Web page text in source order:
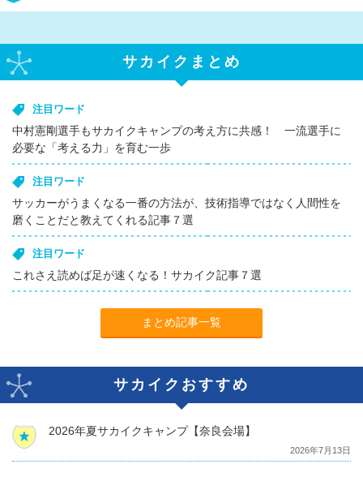
サカイクまとめ
注目ワード
中村憲剛選手もサカイクキャンプの考え方に共感！ 一流選手に
必要な「考える力」を育む一歩
注目ワード
サッカーがうまくなる一番の方法が、技術指導ではなく人間性を
磨くことだと教えてくれる記事７選
注目ワード
これさえ読めば足が速くなる！サカイク記事７選
まとめ記事一覧
サカイクおすすめ
2026年夏サカイクキャンプ【奈良会場】
2026年7月13日